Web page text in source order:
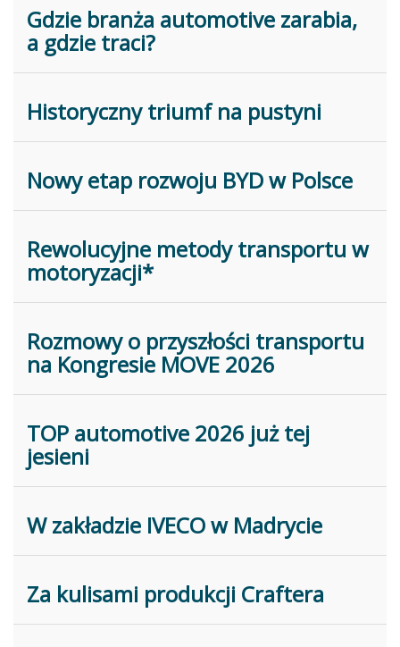
Gdzie branża automotive zarabia,
a gdzie traci?
Historyczny triumf na pustyni
Nowy etap rozwoju BYD w Polsce
Rewolucyjne metody transportu w
motoryzacji*
Rozmowy o przyszłości transportu
na Kongresie MOVE 2026
TOP automotive 2026 już tej
jesieni
W zakładzie IVECO w Madrycie
Za kulisami produkcji Craftera